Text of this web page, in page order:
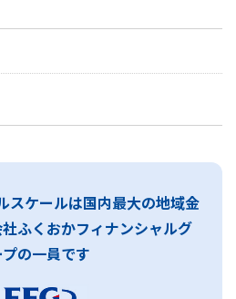
スケールは国内最大の地域金
ふくおかフィナンシャルグ
の一員です